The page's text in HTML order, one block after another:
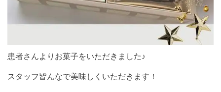
患者さんよりお菓子をいただきました♪
スタッフ皆んなで美味しくいただきます！